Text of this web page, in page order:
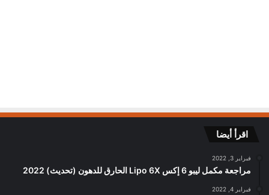
اقرأ أيضا
فبراير 3, 2022
مراجعة مكمل ليبو 6 إكس Lipo 6X الحارق للدهون (تحديث) 2022
فبراير 4, 2022